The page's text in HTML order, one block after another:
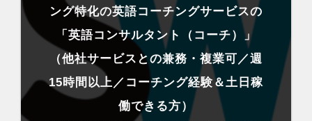
ング特化の英語コーチングサービスの
「英語コンサルタント（コーチ）」
（他社サービスとの兼務・複業可／週
15時間以上／コーチング経験＆土日稼
働できる方）